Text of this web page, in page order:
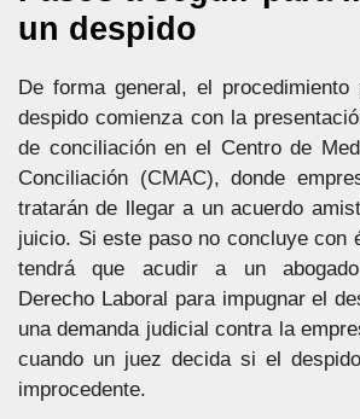
un despido
De forma general, el procedimiento
despido comienza con la
de conciliación en el Centro de
Conciliación (CMAC), donde
tratarán de llegar a un acuerdo
juicio. Si este paso no concluye con
tendrá que acudir a un
Derecho Laboral para impugnar el
una demanda judicial contra la
cuando un juez decida si el
improcedente.